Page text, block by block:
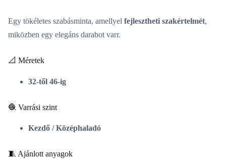
Egy tökéletes szabásminta, amellyel fejlesztheti szakértelmét,
miközben egy elegáns darabot varr.
📐 Méretek
32-től 46-ig
🧶 Varrási szint
Kezdő / Középhaladó
🧵 Ajánlott anyagok